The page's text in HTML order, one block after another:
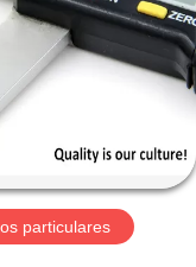
particulares